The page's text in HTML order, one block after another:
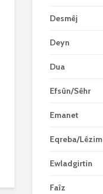
Desmêj
Deyn
Dua
Efsûn/Sêhr
Emanet
Eqreba/Lêzim
Ewladgirtin
Faîz